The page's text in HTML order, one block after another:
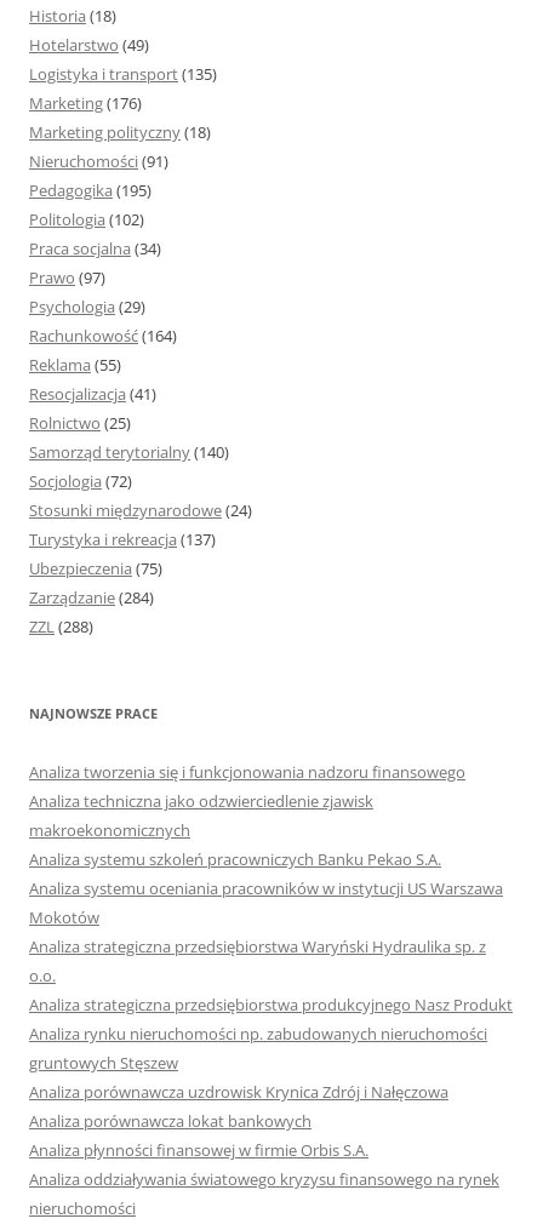
Historia (18)
Hotelarstwo (49)
Logistyka i transport(135)
Marketing(176)
Marketing polityczny(18)
Nieruchomości(91)
Pedagogika (195)
Politologia (102)
Praca socjalna (34)
Prawo (97)
Psychologia (29)
Rachunkowość(164)
Reklama (55)
Resocjalizacja (41)
Rolnictwo (25)
Samorząd terytorialny(140)
Socjologia (72)
Stosunki międzynarodowe(24)
Turystyka i rekreacja (137)
Ubezpieczenia (75)
Zarządzanie(284)
ZZL(288)
NAJNOWSZE PRACE
Analiza tworzenia się i funkcjonowania nadzoru finansowego
Analiza techniczna jako odzwierciedlenie zjawisk
makroekonomicznych
Analiza systemu szkoleń pracowniczych Banku Pekao S.A.
Analiza systemu oceniania pracowników w instytucji US Warszawa
Mokotów
Analiza strategiczna przedsiębiorstwa Waryński Hydraulika sp. z
o.o.
Analiza strategiczna przedsiębiorstwa produkcyjnego Nasz Produkt
Analiza rynku nieruchomości np. zabudowanych nieruchomości
gruntowych Stęszew
Analiza porównawcza uzdrowisk Krynica Zdrój i Nałęczowa
Analiza porównawcza lokat bankowych
Analiza płynności finansowej w firmie Orbis S.A.
Analiza oddziaływania światowego kryzysu finansowego na rynek
nieruchomości